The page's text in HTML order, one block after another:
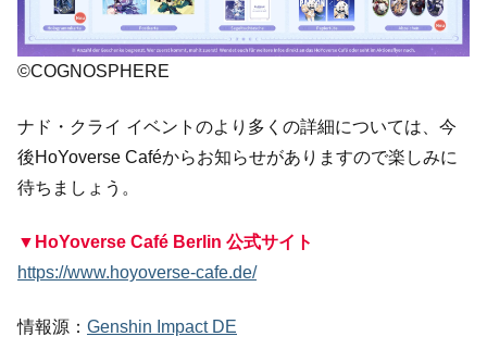
©COGNOSPHERE
ナド・クライ イベントのより多くの詳細については、今
後HoYoverse Caféからお知らせがありますので楽しみに
待ちましょう。
▼HoYoverse Café Berlin 公式サイト
https://www.hoyoverse-cafe.de/
情報源： Genshin Impact DE